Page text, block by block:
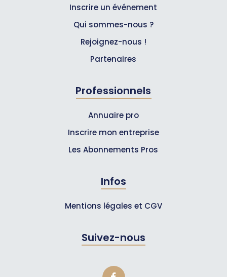
Inscrire un événement
Qui sommes-nous ?
Rejoignez-nous !
Partenaires
Professionnels
Annuaire pro
Inscrire mon entreprise
Les Abonnements Pros
Infos
Mentions légales et CGV
Suivez-nous